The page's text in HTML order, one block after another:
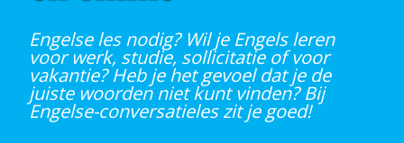
Engelse les nodig? Wil je Engels leren
voor werk, studie, sollicitatie of voor
vakantie? Heb je het gevoel dat je de
juiste woorden niet kunt vinden? Bij
Engelse-conversatieles zit je goed!